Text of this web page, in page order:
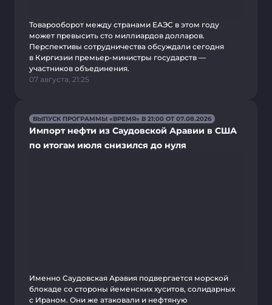
Товарооборот между странами ЕАЭС в этом году
может превысить сто миллиардов долларов.
Перспективы сотрудничества обсуждали сегодня
в Киргизии премьер-министры государств —
участников объединения.
07 августа, 21:25
ВЫПУСК ПРОГРАММЫ «ВРЕМЯ» В 21:00 ОТ 07.08.2026
Импорт нефти из Саудовской Аравии в США
по итогам июля снизился до нуля
Именно Саудовская Аравия подвергается морской
блокаде со стороны йеменских хуситов, солидарных
с Ираном. Они же атаковали и нефтяную